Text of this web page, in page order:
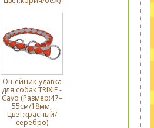
Ошейник-удавка
для собак TRIXIE -
Cavo (Размер:47–
55см/18мм,
Цвет:красный/
серебро)